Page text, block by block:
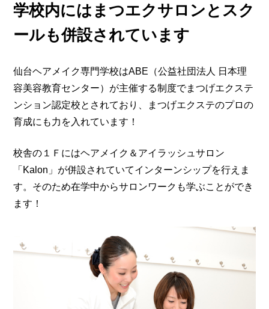
学校内にはまつエクサロンとスク
ールも併設されています
仙台ヘアメイク専門学校はABE（公益社団法人 日本理
容美容教育センター）が主催する制度でまつげエクステ
ンション認定校とされており、まつげエクステのプロの
育成にも力を入れています！
校舎の１Ｆにはヘアメイク＆アイラッシュサロン
「Kalon」が併設されていてインターンシップを行えま
す。そのため在学中からサロンワークも学ぶことができ
ます！